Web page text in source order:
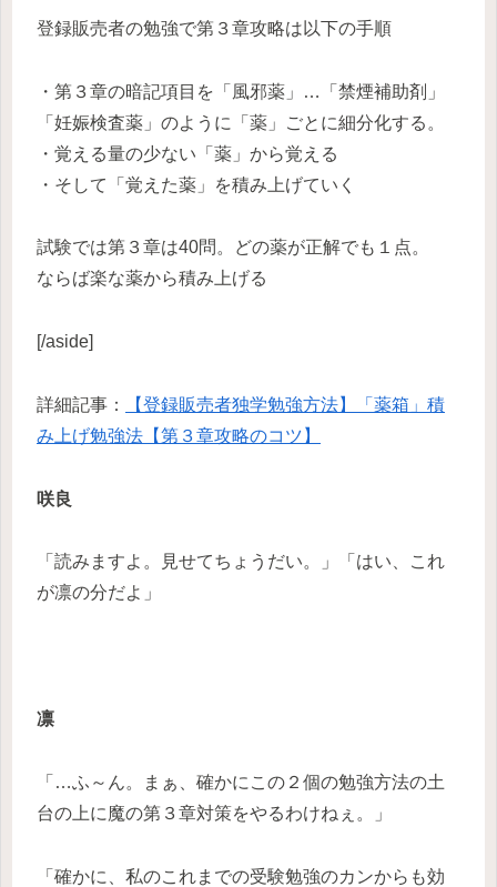
登録販売者の勉強で第３章攻略は以下の手順
・第３章の暗記項目を「風邪薬」…「禁煙補助剤」
「妊娠検査薬」のように「薬」ごとに細分化する。
・覚える量の少ない「薬」から覚える
・そして「覚えた薬」を積み上げていく
試験では第３章は40問。どの薬が正解でも１点。
ならば楽な薬から積み上げる
[/aside]
詳細記事：
【登録販売者独学勉強方法】「薬箱」積
み上げ勉強法【第３章攻略のコツ】
咲良
「読みますよ。見せてちょうだい。」「はい、これ
が凛の分だよ」
凛
「…ふ～ん。まぁ、確かにこの２個の勉強方法の土
台の上に魔の第３章対策をやるわけねぇ。」
「確かに、私のこれまでの受験勉強のカンからも効